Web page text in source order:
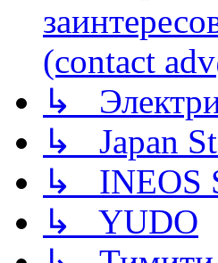
(contact
↳
↳ Japan
↳ INEOS
↳ YUDO